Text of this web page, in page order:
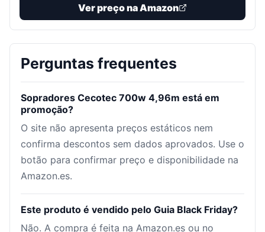
Ver preço na Amazon
Perguntas frequentes
Sopradores Cecotec 700w 4,96m está em
promoção?
O site não apresenta preços estáticos nem
confirma descontos sem dados aprovados. Use o
botão para confirmar preço e disponibilidade na
Amazon.es.
Este produto é vendido pelo Guia Black Friday?
Não. A compra é feita na Amazon.es ou no